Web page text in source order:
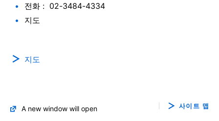
전화 : 02-3484-4334
지도
지도
A new window will open 사이트 맵